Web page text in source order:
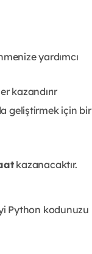
yardımcı
kazandırır
geliştirmek için bir
kazanacaktır.
Python kodunuzu